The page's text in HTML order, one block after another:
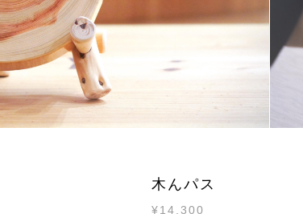
木んパス
¥14,300